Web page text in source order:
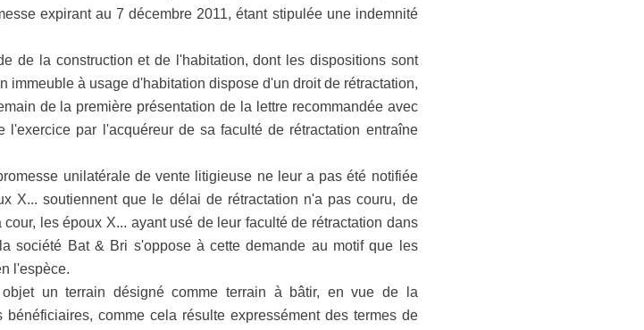
expirant au 7 décembre 2011, étant stipulée une indemnité
de la construction et de l'habitation, dont les dispositions sont
à usage d'habitation dispose d'un droit de rétractation,
de la première présentation de la lettre recommandée avec
par l'acquéreur de sa faculté de rétractation entraîne
unilatérale de vente litigieuse ne leur a pas été notifiée
X... soutiennent que le délai de rétractation n'a pas couru, de
les époux X... ayant usé de leur faculté de rétractation dans
société Bat & Bri s'oppose à cette demande au motif que les
l'espèce.
un terrain désigné comme terrain à bâtir, en vue de la
comme cela résulte expressément des termes de